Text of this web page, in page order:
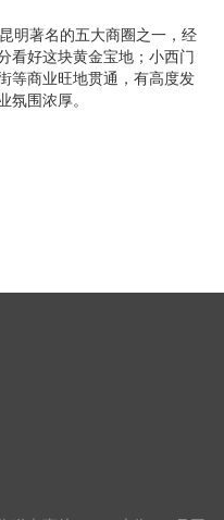
明著名的五大商圈之一，经
看好这块黄金宝地；小西门
等商业旺地贯通，有高度发
围浓厚。